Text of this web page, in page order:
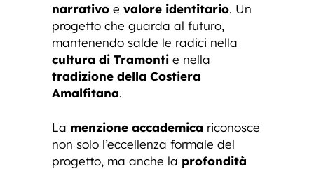
narrativo e valore identitario. Un
progetto che guarda al futuro,
mantenendo salde le radici nella
cultura di Tramonti e nella
tradizione della Costiera
Amalfitana.
La menzione accademica riconosce
non solo l’eccellenza formale del
progetto, ma anche la profondità